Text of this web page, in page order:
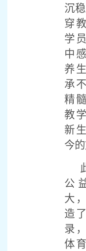
沉
穿
学
中
养
承
精
教
新
今
公
大
造
录
体